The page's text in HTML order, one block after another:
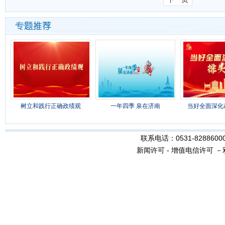
树立和践行正确政绩观 一年四季 泉在济南 当好全面深
联系电话：0531-
新闻许可- 增值电信许可－